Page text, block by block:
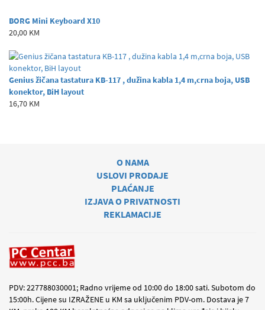
BORG Mini Keyboard X10
20,00 KM
Genius žičana tastatura KB-117 , dužina kabla 1,4 m,crna boja, USB
konektor, BiH layout
16,70 KM
O NAMA
USLOVI PRODAJE
PLAĆANJE
IZJAVA O PRIVATNOSTI
REKLAMACIJE
PDV: 227788030001; Radno vrijeme od 10:00 do 18:00 sati. Subotom do
15:00h. Cijene su IZRAŽENE u KM sa uključenim PDV-om. Dostava je 7